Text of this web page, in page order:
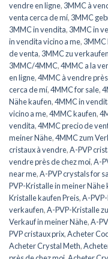
vendre en ligne, 3MMC à
venta cerca de mí, 3MMC
3MMC in vendita, 3MMC in
in vendita vicino a me, 3MMC
de venta, 3MMC zu
3MMC/4MMC,4MMC a la
en ligne,4MMC à vendre
cerca de mí,4MMC for sale,
Nähe kaufen,4MMC in
vicino a me,4MMC kaufen,
vendita,4MMC precio de
meiner Nähe,4MMC zum
cristaux à vendre,A-PVP
vendre près de chez moi,A-
near me,A-PVP crystals for
PVP-Kristalle in meiner Nähe
Kristalle kaufen Preis,A-
verkaufen,A-PVP-Kristalle
Verkauf in meiner Nähe,A-
PVP cristaux prix,Acheter
Acheter Crystal Meth,